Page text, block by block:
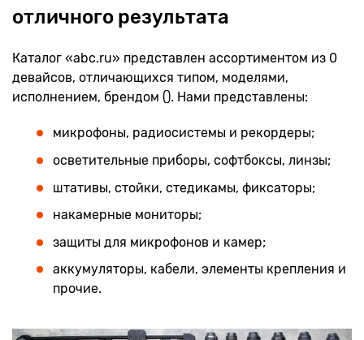
отличного результата
Каталог «abc.ru» представлен ассортиментом из 0
девайсов, отличающихся типом, моделями,
исполнением, брендом (). Нами представлены:
микрофоны, радиосистемы и рекордеры;
осветительные приборы, софтбоксы, линзы;
штативы, стойки, стедикамы, фиксаторы;
накамерные мониторы;
защиты для микрофонов и камер;
аккумуляторы, кабели, элементы крепления и
прочие.